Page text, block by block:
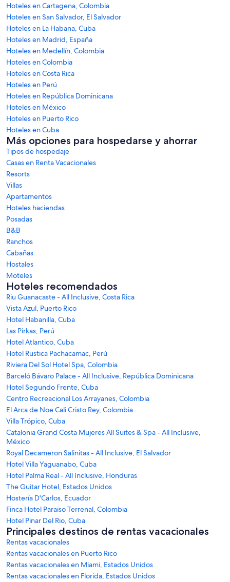
Hoteles en Cartagena, Colombia
Hoteles en San Salvador, El Salvador
Hoteles en La Habana, Cuba
Hoteles en Madrid, España
Hoteles en Medellín, Colombia
Hoteles en Colombia
Hoteles en Costa Rica
Hoteles en Perú
Hoteles en República Dominicana
Hoteles en México
Hoteles en Puerto Rico
Hoteles en Cuba
Más opciones para hospedarse y ahorrar
Tipos de hospedaje
Casas en Renta Vacacionales
Resorts
Villas
Apartamentos
Hoteles haciendas
Posadas
B&B
Ranchos
Cabañas
Hostales
Moteles
Hoteles recomendados
Riu Guanacaste - All Inclusive, Costa Rica
Vista Azul, Puerto Rico
Hotel Habanilla, Cuba
Las Pirkas, Perú
Hotel Atlantico, Cuba
Hotel Rustica Pachacamac, Perú
Riviera Del Sol Hotel Spa, Colombia
Barceló Bávaro Palace - All Inclusive, República Dominicana
Hotel Segundo Frente, Cuba
Centro Recreacional Los Arrayanes, Colombia
El Arca de Noe Cali Cristo Rey, Colombia
Villa Trópico, Cuba
Catalonia Grand Costa Mujeres All Suites & Spa - All Inclusive,
México
Royal Decameron Salinitas - All Inclusive, El Salvador
Hotel Villa Yaguanabo, Cuba
Hotel Palma Real - All Inclusive, Honduras
The Guitar Hotel, Estados Unidos
Hostería D'Carlos, Ecuador
Finca Hotel Paraiso Terrenal, Colombia
Hotel Pinar Del Rio, Cuba
Principales destinos de rentas vacacionales
Rentas vacacionales
Rentas vacacionales en Puerto Rico
Rentas vacacionales en Miami, Estados Unidos
Rentas vacacionales en Florida, Estados Unidos